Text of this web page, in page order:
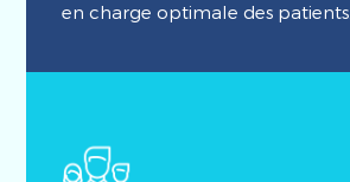
en charge optimale des patients.